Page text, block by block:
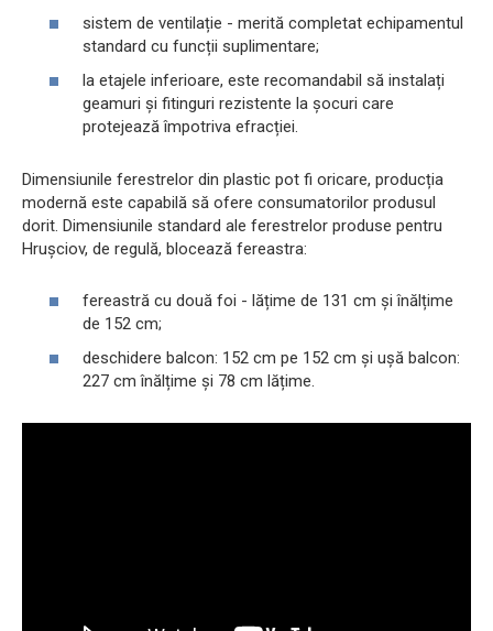
sistem de ventilație - merită completat echipamentul
standard cu funcții suplimentare;
la etajele inferioare, este recomandabil să instalați
geamuri și fitinguri rezistente la șocuri care
protejează împotriva efracției.
Dimensiunile ferestrelor din plastic pot fi oricare, producția
modernă este capabilă să ofere consumatorilor produsul
dorit. Dimensiunile standard ale ferestrelor produse pentru
Hrușciov, de regulă, blocează fereastra:
fereastră cu două foi - lățime de 131 cm și înălțime
de 152 cm;
deschidere balcon: 152 cm pe 152 cm și ușă balcon:
227 cm înălțime și 78 cm lățime.